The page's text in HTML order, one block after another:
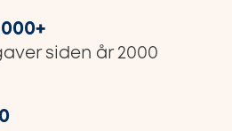
+
siden år 2000